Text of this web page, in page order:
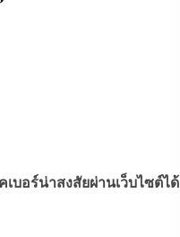
บอร์น่าสงสัยผ่านเว็บไซต์ได้